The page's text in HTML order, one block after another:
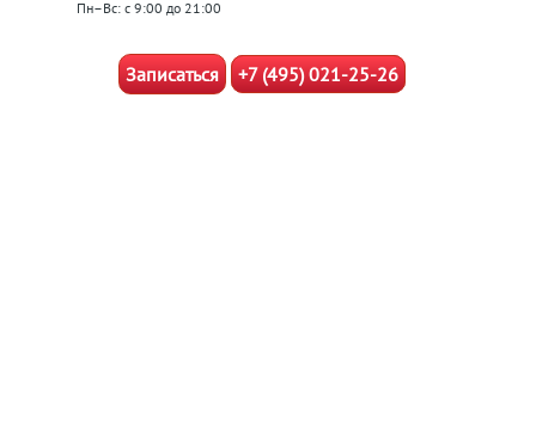
Пн–Вс: с 9:00 до 21:00
Записаться +7 (495) 021-25-26